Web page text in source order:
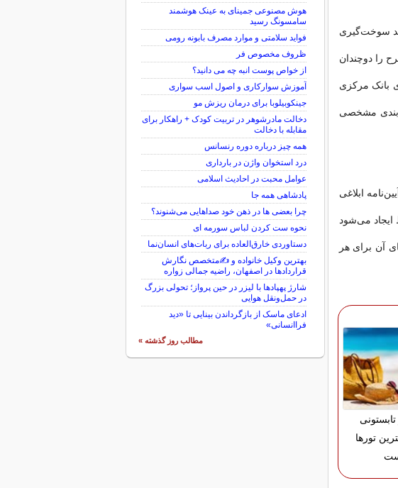
سوخت‌گیری
را دوچندان
بانک مرکزی
مشخصی
ابلاغی
می‌شود
آن برای هر
تورها
هوش مصنوعی جمینای به عینک هوشمند
سامسونگ رسید
فواید سلامتی و موارد مصرف بابونه رومی
ظروف مخصوص فر
از خواص پوست انبه چه می دانید؟
آموزش سوارکاری و اصول اسب سواری
جینکوبیلوبا برای درمان ریزش مو
دخالت مادرشوهر در تربیت کودک + راهکار برای
مقابله با دخالت
همه چیز درباره دوره رنسانس
درد استخوان واژن در بارداری
عوامل محبت در احادیث اسلامى
پادشاهی همه جا
چرا بعضی ها در ذهن خود صداهایی می‌شنوند؟
نحوه ست کردن لباس سورمه ای
دستاوردی خارق‌العاده برای ربات‌های انسان‌نما
بهترین وکیل خانواده و ✍️متخصص نگارش
قراردادها در اصفهان، راضیه جمالی زواره
شارژ پهپادها با لیزر در حین پرواز؛ تحولی بزرگ
در حمل‌ونقل هوایی
ادعای ماسک از بازگرداندن بینایی تا «دید
فراانسانی»
مطالب روز گذشته »